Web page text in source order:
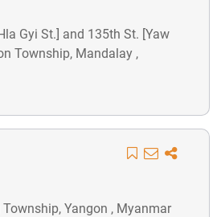
Gyi St.] and 135th St. [Yaw
Township, Mandalay ,
Yangon , Myanmar